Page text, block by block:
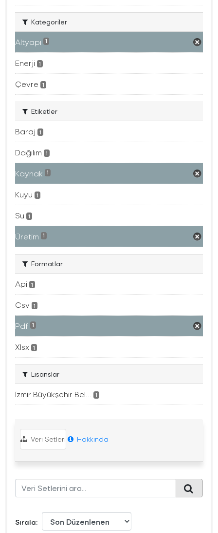
Kategoriler
Altyapı 1
Enerji 1
Çevre 1
Etiketler
Baraj 1
Dağılım 1
Kaynak 1
Kuyu 1
Su 1
Üretim 1
Formatlar
Api 1
Csv 1
Pdf 1
Xlsx 1
Lisanslar
İzmir Büyükşehir Bel... 1
Veri Setleri Hakkında
Sırala